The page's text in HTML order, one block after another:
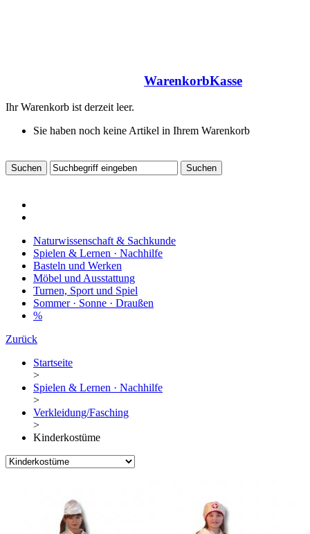
WarenkorbKasse
Ihr Warenkorb ist derzeit leer.
Sie haben noch keine Artikel in Ihrem Warenkorb
Naturwissenschaft & Sachkunde
Spielen & Lernen · Nachhilfe
Basteln und Werken
Möbel und Ausstattung
Turnen, Sport und Spiel
Sommer · Sonne · Draußen
%
Zurück
Startseite
>
Spielen & Lernen · Nachhilfe
>
Verkleidung/Fasching
>
Kinderkostüme